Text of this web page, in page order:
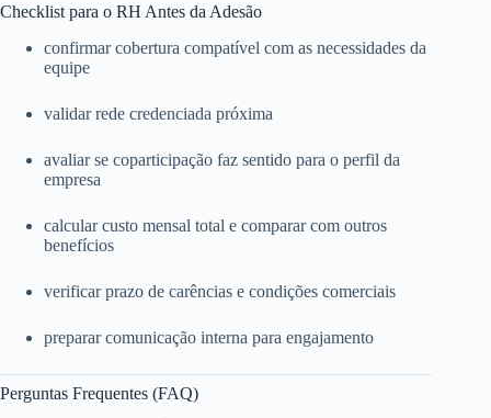
Checklist para o RH Antes da Adesão
confirmar cobertura compatível com as necessidades da
equipe
validar rede credenciada próxima
avaliar se coparticipação faz sentido para o perfil da
empresa
calcular custo mensal total e comparar com outros
benefícios
verificar prazo de carências e condições comerciais
preparar comunicação interna para engajamento
Perguntas Frequentes (FAQ)